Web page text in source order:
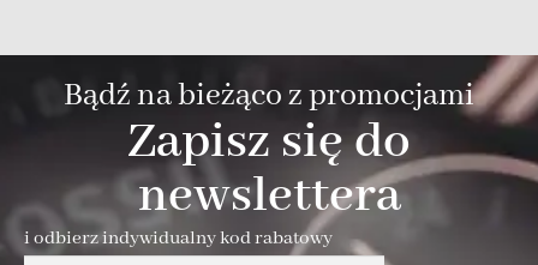
Bądź na bieżąco z promocjami
Zapisz się do
newslettera
i odbierz indywidualny kod rabatowy